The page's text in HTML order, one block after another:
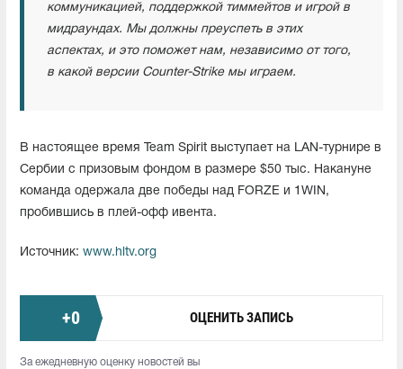
коммуникацией, поддержкой тиммейтов и игрой в
мидраундах. Мы должны преуспеть в этих
аспектах, и это поможет нам, независимо от того,
в какой версии Counter-Strike мы играем.
В настоящее время Team Spirit выступает на LAN-турнире в
Сербии с призовым фондом в размере $50 тыс. Накануне
команда одержала две победы над FORZE и 1WIN,
пробившись в плей-офф ивента.
Источник: www.hltv.org
+0 ОЦЕНИТЬ ЗАПИСЬ
За ежедневную оценку новостей вы